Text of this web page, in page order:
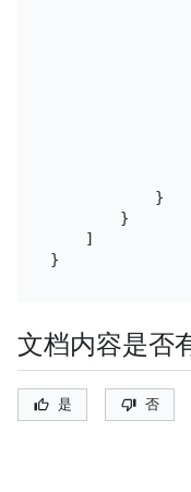
            }
        }
    ]
文档内容是否
是 否